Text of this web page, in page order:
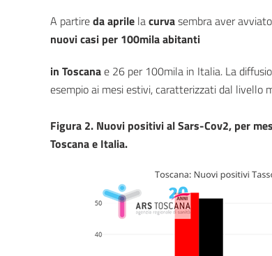
A partireda aprile lacurvasembra aver
nuovi casi per 100mila abitanti
in Toscanae 26 per 100mila in Italia. La
esempio ai mesi estivi, caratterizzati dal livello
Figura 2. Nuovi positivi al Sars-Cov2, per
Toscana e Italia.